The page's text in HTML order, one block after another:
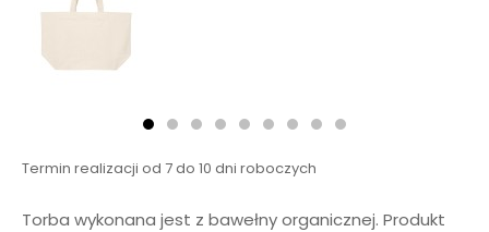
Termin realizacji od 7 do 10 dni roboczych
Torba wykonana jest z bawełny organicznej. Produkt